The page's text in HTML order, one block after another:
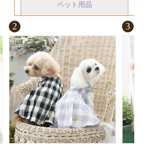
ペット用品
2 3